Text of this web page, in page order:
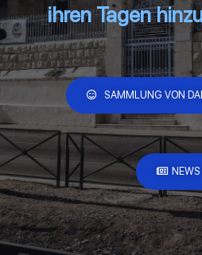
ihren Tagen
SAMMLUNG VON
NEWS